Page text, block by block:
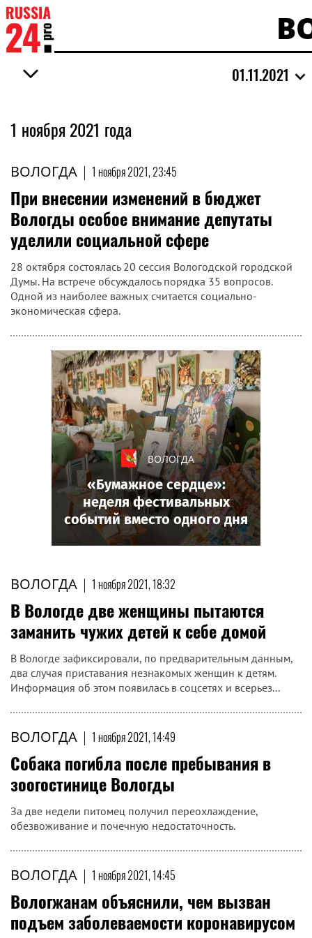
01.11.2021
1 ноября 2021 года
ВОЛОГДА | 1 ноября 2021, 23:45
При внесении изменений в бюджет
Вологды особое внимание депутаты
уделили социальной сфере
28 октября состоялась 20 сессия Вологодской городской
Думы. На встрече обсуждалось порядка 35 вопросов.
Одной из наиболее важных считается социально-
экономическая сфера.
ВОЛОГДА | 1 ноября 2021, 18:32
В Вологде две женщины пытаются
заманить чужих детей к себе домой
В Вологде зафиксировали, по предварительным данным,
два случая приставания незнакомых женщин к детям.
Информация об этом появилась в соцсетях и всерьез...
ВОЛОГДА | 1 ноября 2021, 14:49
Собака погибла после пребывания в
зоогостинице Вологды
За две недели питомец получил переохлаждение,
обезвоживание и почечную недостаточность.
ВОЛОГДА | 1 ноября 2021, 14:45
Вологжанам объяснили, чем вызван
подъем заболеваемости коронавирусом
ВОЛОГДА
«Бумажное сердце»:
неделя фестивальных
событий вместо одного дня